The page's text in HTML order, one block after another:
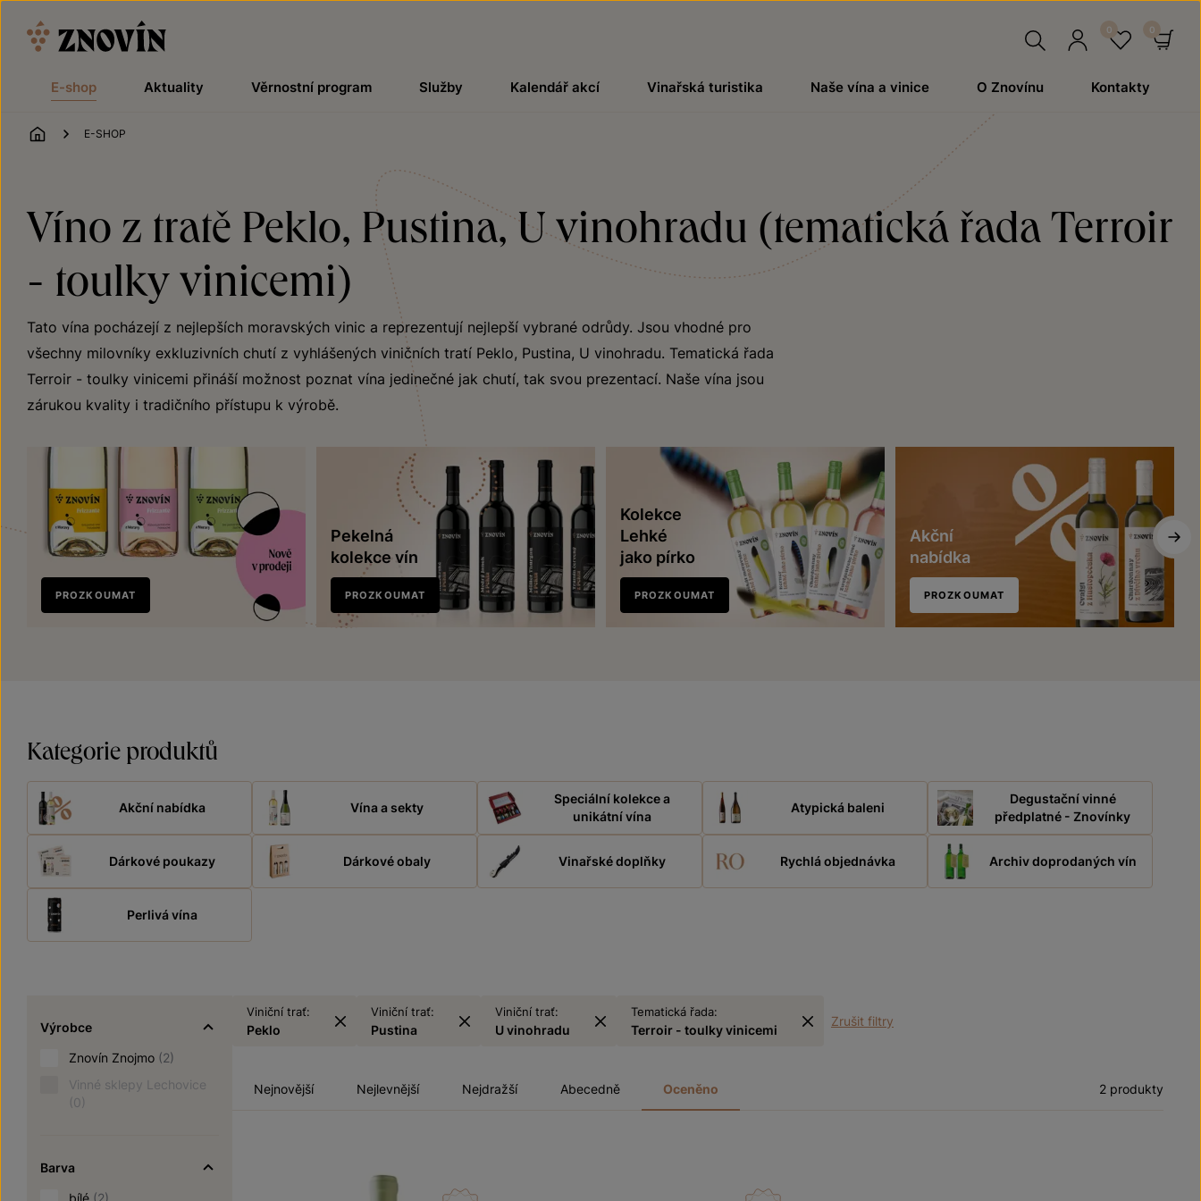
E-shop Aktuality Věrnostní program Služby Kalendář akcí Vinařská turistika Naše vína a vinice O Znovínu Kontakty
ÚVOD
E-SHOP
Víno z tratě Peklo, Pustina, U vinohradu (tematická řada Terroir
- toulky vinicemi)
Tato vína pocházejí z nejlepších moravských vinic a reprezentují nejlepší vybrané odrůdy. Jsou vhodné pro
všechny milovníky exkluzivních chutí z vyhlášených viničních tratí Peklo, Pustina, U vinohradu. Tematická řada
Terroir - toulky vinicemi přináší možnost poznat vína jedinečné jak chutí, tak svou prezentací. Naše vína jsou
zárukou kvality i tradičního přístupu k výrobě.
Nově
v prodeji
PROZKOUMAT
Pekelná
kolekce vín
PROZKOUMAT
Kolekce
Lehké
jako pírko
PROZKOUMAT
Akční
nabídka
PROZKOUMAT
Kategorie produktů
Akční nabídka Vína a sekty
Speciální kolekce a
unikátní vína
Atypická baleni
Degustační vinné
předplatné - Znovínky
Dárkové poukazy Dárkové obaly Vinařské doplňky Rychlá objednávka Archiv doprodaných vín
Perlivá vína
Výrobce
Znovín Znojmo (2)
Vinné sklepy Lechovice
(0)
Barva
Viniční trať:
Peklo
Viniční trať:
Pustina
Viniční trať:
U vinohradu
Tematická řada:
Terroir - toulky vinicemi
Zrušit filtry
Nejnovější Nejlevnější Nejdražší Abecedně Oceněno 2 produkty